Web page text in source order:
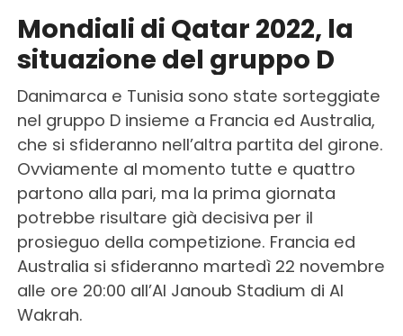
Mondiali di Qatar 2022, la
situazione del gruppo D
Danimarca e Tunisia sono state sorteggiate
nel gruppo D insieme a Francia ed Australia,
che si sfideranno nell’altra partita del girone.
Ovviamente al momento tutte e quattro
partono alla pari, ma la prima giornata
potrebbe risultare già decisiva per il
prosieguo della competizione. Francia ed
Australia si sfideranno martedì 22 novembre
alle ore 20:00 all’Al Janoub Stadium di Al
Wakrah.